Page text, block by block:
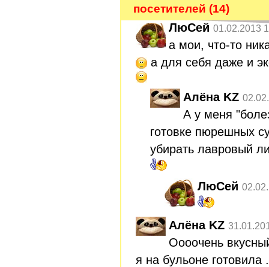
посетителей (14)
ЛюСей 01.02.2013
а мои, что-то
а для себя даже и
Алёна KZ
А у меня
готовке пюрешных
убирать лавровый
ЛюСей
Алёна KZ
Оооочень
я на бульоне